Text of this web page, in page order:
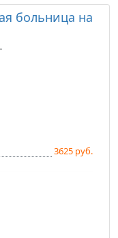
больница на
3625 руб.